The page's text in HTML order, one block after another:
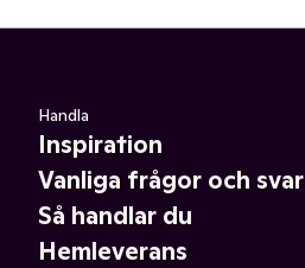
Handla
Inspiration
Vanliga frågor och svar
Så handlar du
Hemleverans